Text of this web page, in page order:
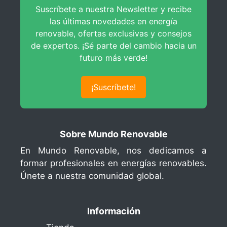
Encuesta de Satisfacción Estudiantil
Placa de Motor – P3
Mantenimiento Preventivo
Guía de Pruebas de Aislamiento
Alto Voltaje y Termografía
Suscríbete a nuestra Newsletter y recibe
las últimas novedades en energía
renovable, ofertas exclusivas y consejos
de expertos. ¡Sé parte del cambio hacia un
futuro más verde!
¡Suscríbete!
Sobre Mundo Renovable
En Mundo Renovable, nos dedicamos a
formar profesionales en energías renovables.
Únete a nuestra comunidad global.
Información